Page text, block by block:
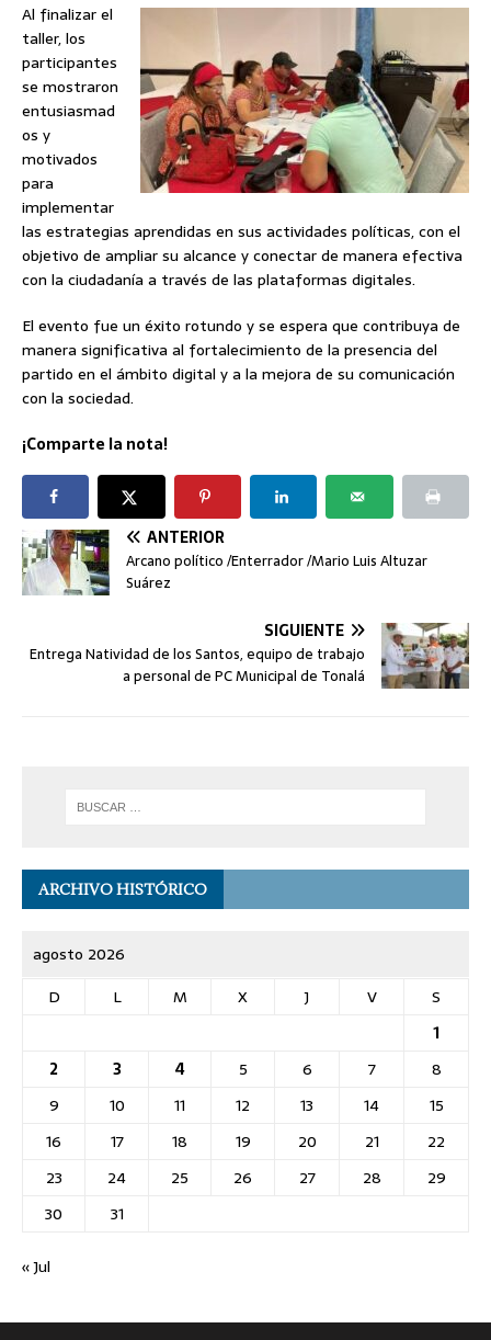
Al finalizar el
taller, los
participantes
se mostraron
entusiasmad
os y
motivados
para
implementar
las estrategias aprendidas en sus actividades políticas, con el
objetivo de ampliar su alcance y conectar de manera efectiva
con la ciudadanía a través de las plataformas digitales.
El evento fue un éxito rotundo y se espera que contribuya de
manera significativa al fortalecimiento de la presencia del
partido en el ámbito digital y a la mejora de su comunicación
con la sociedad.
¡Comparte la nota!
ANTERIOR
Arcano político /Enterrador /Mario Luis Altuzar
Suárez
SIGUIENTE
Entrega Natividad de los Santos, equipo de trabajo
a personal de PC Municipal de Tonalá
ARCHIVO HISTÓRICO
agosto 2026
D
L M X J V
S
1
2
3 4 5 6 7
8
9
10 11 12 13 14
15
16
17 18 19 20 21
22
23
24 25 26 27 28
29
30
31
« Jul